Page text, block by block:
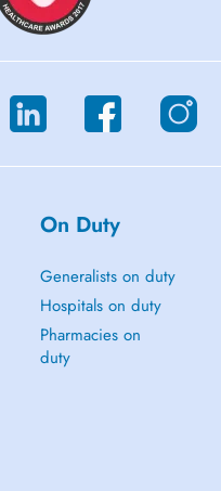
des muscles cervicaux
On Duty
Generalists on duty
Hospitals on duty
Pharmacies on
duty